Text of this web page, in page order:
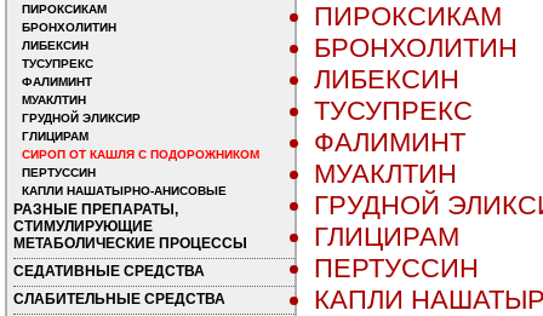
ПИРОКСИКАМ
БРОНХОЛИТИН
ЛИБЕКСИН
ТУСУПРЕКС
ФАЛИМИНТ
МУАКЛТИН
ГРУДНОЙ ЭЛИКСИР
ГЛИЦИРАМ
СИРОП ОТ КАШЛЯ С ПОДОРОЖНИКОМ
ПЕРТУССИН
КАПЛИ НАШАТЫРНО-АНИСОВЫЕ
РАЗНЫЕ ПРЕПАРАТЫ,
СТИМУЛИРУЮЩИЕ
МЕТАБОЛИЧЕСКИЕ ПРОЦЕССЫ
СЕДАТИВНЫЕ СРЕДСТВА
СЛАБИТЕЛЬНЫЕ СРЕДСТВА
ПИРОКСИКАМ
БРОНХОЛИТИН
ЛИБЕКСИН
ТУСУПРЕКС
ФАЛИМИНТ
МУАКЛТИН
ГРУДНОЙ
ГЛИЦИРАМ
ПЕРТУССИН
КАПЛИ